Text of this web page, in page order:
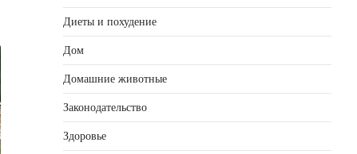
Диеты и похудение
Дом
Домашние животные
Законодательство
Здоровье